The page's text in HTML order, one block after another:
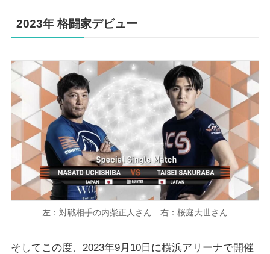
2023年 格闘家デビュー
左：対戦相手の内柴正人さん 右：桜庭大世さん
そしてこの度、2023年9月10日に横浜アリーナで開催